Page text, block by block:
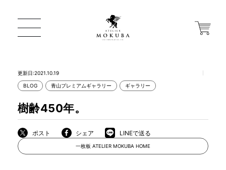
店舗から探す
更新日:2021.10.19
BLOG 青山プレミアムギャラリー ギャラリー
樹齢450年。
ポスト シェア LINEで送る
一枚板 ATELIER MOKUBA HOME